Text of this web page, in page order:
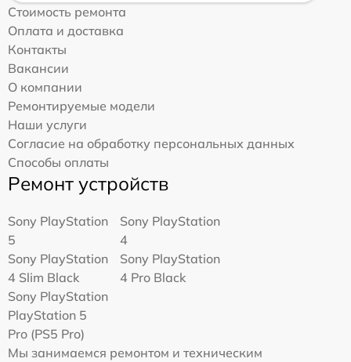
Стоимость ремонта
Оплата и доставка
Контакты
Вакансии
О компании
Ремонтируемые модели
Наши услуги
Согласие на обработку персональных данных
Способы оплаты
Ремонт устройств
Sony PlayStation
5
Sony PlayStation
4
Sony PlayStation
4 Slim Black
Sony PlayStation
4 Pro Black
Sony PlayStation
PlayStation 5
Pro (PS5 Pro)
Мы занимаемся ремонтом и техническим